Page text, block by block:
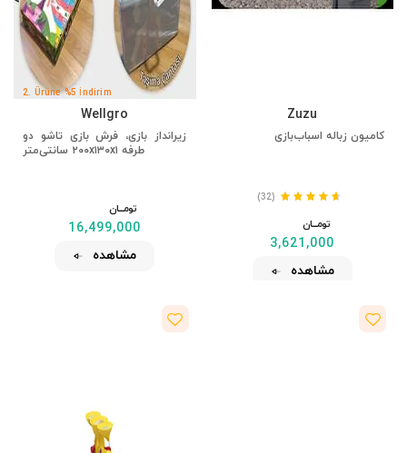
Zuzu
کامیون زباله اسباب‌بازی
(32)
تومــــــان
3,621,000
مشاهده
2. Ürüne %5 İndirim
Wellgro
زیرانداز بازی، فرش بازی تاشو دو
طرفه ۲۰۰x۱۳۰x۱ سانتی‌متر
تومــــــان
16,499,000
مشاهده